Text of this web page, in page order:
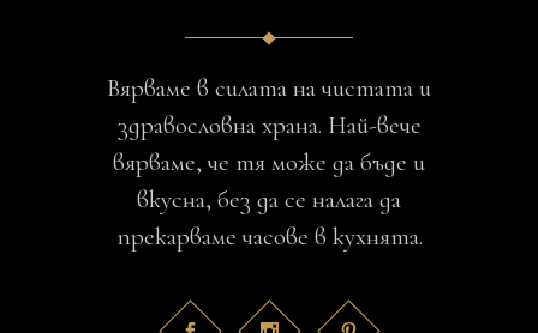
Вярваме в силата на чистата и
здравословна храна. Най-вече
вярваме, че тя може да бъде и
вкусна, без да се налага да
прекарваме часове в кухнята.